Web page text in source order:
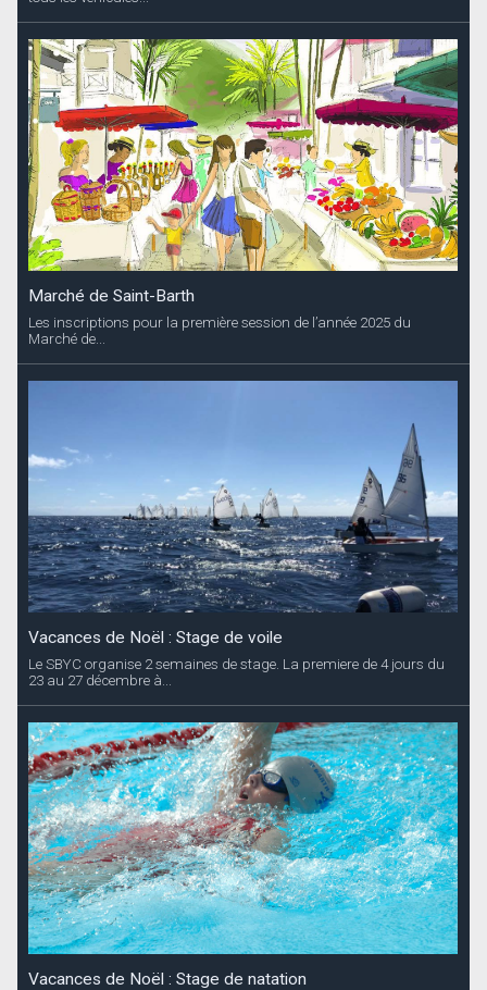
Marché de Saint-Barth
Les inscriptions pour la première session de l’année 2025 du
Marché de...
Vacances de Noël : Stage de voile
Le SBYC organise 2 semaines de stage. La premiere de 4 jours du
23 au 27 décembre à...
Vacances de Noël : Stage de natation
Les maîtres-nageurs de la piscine territoriale organisent pendant
les vacances de Noe?l deux...